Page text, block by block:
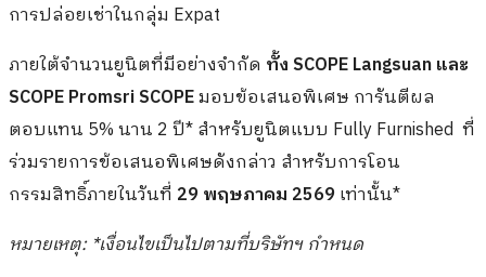
การปล่อยเช่าในกลุ่ม Expat
ภายใต้จำนวนยูนิตที่มีอย่างจำกัด ทั้ง SCOPE Langsuan และ
SCOPE Promsri SCOPEมอบข้อเสนอพิเศษ การันตีผล
ตอบแทน 5% นาน 2 ปี* สำหรับยูนิตแบบ Fully Furnished ที่
ร่วมรายการข้อเสนอพิเศษดังกล่าว สำหรับการโอน
กรรมสิทธิ์ภายในวันที่ 29 พฤษภาคม 2569เท่านั้น*
หมายเหตุ: *เงื่อนไขเป็นไปตามที่บริษัทฯ กำหนด